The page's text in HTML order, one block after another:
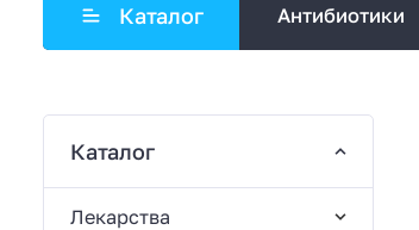
Каталог Антибиотики
Каталог
Лекарства